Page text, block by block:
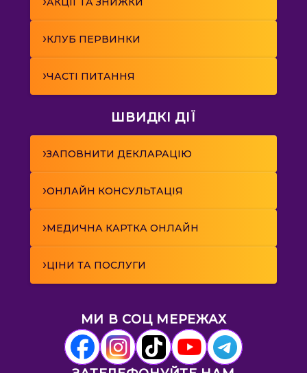
›КЛУБ ПЕРВИНКИ
›ЧАСТІ ПИТАННЯ
ШВИДКІ ДІЇ
›ЗАПОВНИТИ ДЕКЛАРАЦІЮ
›ОНЛАЙН КОНСУЛЬТАЦІЯ
›МЕДИЧНА КАРТКА ОНЛАЙН
›ЦІНИ ТА ПОСЛУГИ
МИ В СОЦ МЕРЕЖАХ